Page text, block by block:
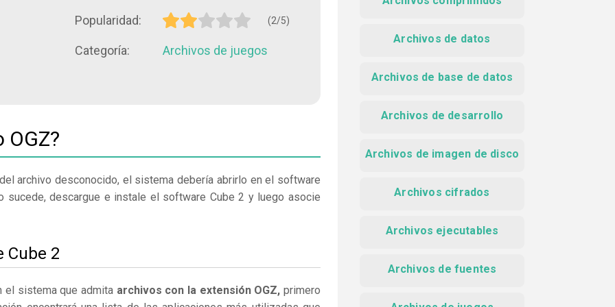
Popularidad: (2/5)
Categoría: Archivos de juegos
archivo desconocido, el sistema debería abrirlo en el software
sucede, descargue e instale el software Cube 2 y luego asocie
Cube 2
el sistema que admita archivos con la extensión OGZ, primero
Archivos de datos
Archivos de base de datos
Archivos de desarrollo
Archivos de imagen de disco
Archivos cifrados
Archivos ejecutables
Archivos de fuentes